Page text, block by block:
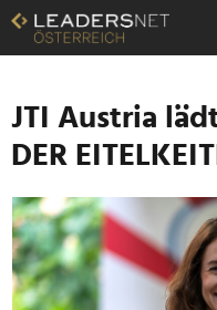
Zum
Inhalt
Zur
Navigation
Zur
Hauptnavigation
JTI Austria
DER